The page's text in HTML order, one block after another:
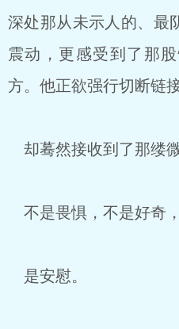
深处那从未示人的、最
震动，更感受到了那
方。他正欲强行切断
却蓦然接收到了那缕
不是畏惧，不是好奇，
是安慰。